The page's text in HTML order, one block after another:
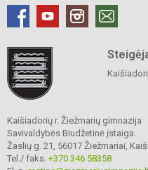
Kaišiadorių r. Žiežmarių gimnazija
Savivaldybės Biudžetinė įstaiga.
Žaslių g. 21, 56017 Žiežmariai,
Tel./ faks. +370 346 58358